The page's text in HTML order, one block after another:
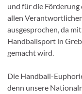
und für die Förderung
allen
ausgesprochen, da
Handballsport in
gemacht wird.
Die Handball-
denn unsere